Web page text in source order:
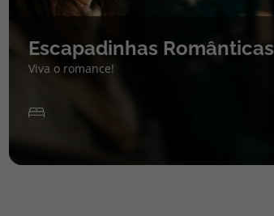
Escapadinhas Românticas
Viva o romance!